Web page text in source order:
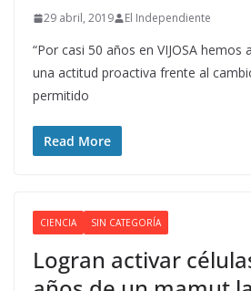
29 abril, 2019 El Independiente
“Por casi 50 años en VIJOSA
una actitud proactiva frente al
permitido
Read More
CIENCIA SIN CATEGORÍA
Logran activar